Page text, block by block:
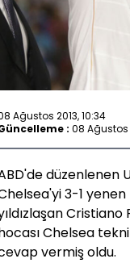
Ağustos 2013, 10:34
: 08 Ağustos
düzenlenen
3-1
Chelsea
vermiş oldu.